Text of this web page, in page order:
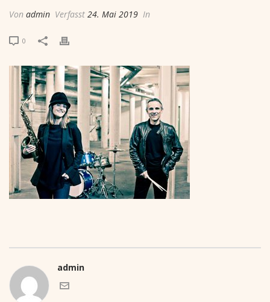
Von admin Verfasst 24. Mai 2019 In
0
admin